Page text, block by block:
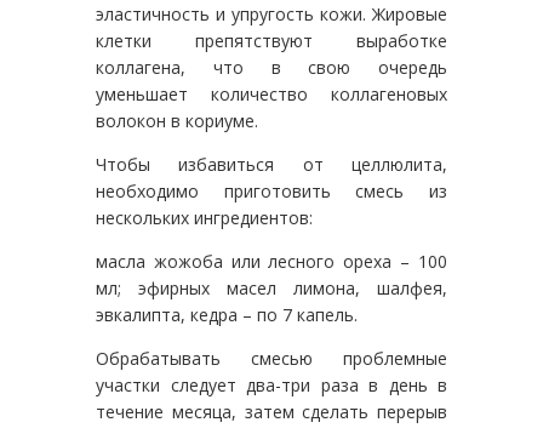
эластичность и упругость кожи. Жировые
клетки препятствуют выработке
коллагена, что в свою очередь
уменьшает количество коллагеновых
волокон в кориуме.
Чтобы избавиться от целлюлита,
необходимо приготовить смесь из
нескольких ингредиентов:
масла жожоба или лесного ореха – 100
мл; эфирных масел лимона, шалфея,
эвкалипта, кедра – по 7 капель.
Обрабатывать смесью проблемные
участки следует два-три раза в день в
течение месяца, затем сделать перерыв